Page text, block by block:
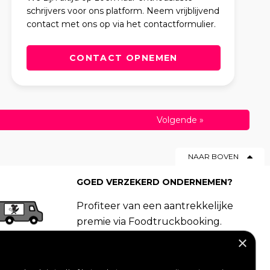
schrijvers voor ons platform. Neem vrijblijvend
contact met ons op via het contactformulier.
CONTACT OPNEMEN
Volgende »
NAAR BOVEN
GOED VERZEKERD ONDERNEMEN?
Profiteer van een aantrekkelijke
premie via Foodtruckbooking.
×